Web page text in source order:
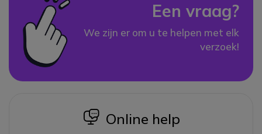
Een vraag?
We zijn er om u te helpen met elk
verzoek!
icon
Online help